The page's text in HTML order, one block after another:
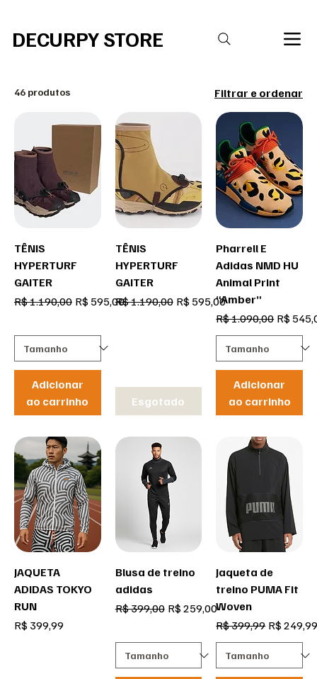
DECURPY STORE
46 produtos Filtrar e ordenar
TÊNIS
HYPERTURF
GAITER
Preço normal
R$ 1.190,00 Preço promocional
R$ 595,00
Adicionar
ao carrinho
TÊNIS
HYPERTURF
GAITER
Preço normal
R$ 1.190,00 Preço promocional
R$ 595,00
Esgotado
Pharrell E
Adidas NMD HU
Animal Print
“Amber”
Preço normal
R$ 1.090,00 Preço
R$
Adicionar
ao carrinho
JAQUETA
ADIDAS TOKYO
RUN
Preço
R$ 399,99
Blusa de treino
adidas
Preço normal
R$ 399,00 Preço promocional
R$ 259,00
Jaqueta de
treino PUMA Fit
Woven
Preço normal
R$ 399,99 Preço
R$